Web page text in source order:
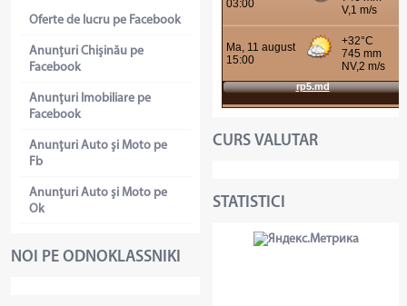
Oferte de lucru pe Facebook
Anunţuri Chişinău pe
Facebook
Anunţuri Imobiliare pe
Facebook
Anunţuri Auto şi Moto pe
Fb
Anunţuri Auto şi Moto pe
Ok
NOI PE ODNOKLASSNIKI
CURS VALUTAR
STATISTICI